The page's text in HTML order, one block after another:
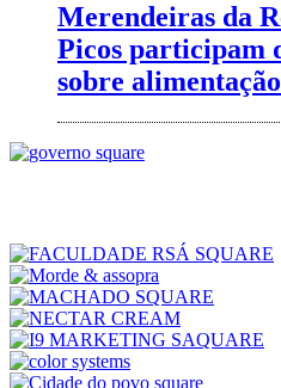
Merendeiras da
Picos participam
sobre